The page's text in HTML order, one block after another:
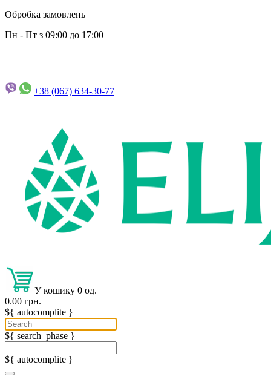
Обробка замовлень
Пн - Пт з 09:00 до 17:00
+38 (067) 634-30-77
У кошику 0 од.
0.00 грн.
${ autocomplite }
${ search_phase }
${ autocomplite }